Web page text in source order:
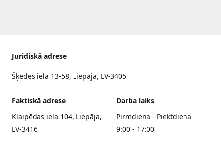
Juridiskā adrese
Šķēdes iela 13-58, Liepāja, LV-3405
Faktiskā adrese
Klaipēdas iela 104, Liepāja,
LV-3416
Darba laiks
Pirmdiena - Piektdiena
9:00 - 17:00